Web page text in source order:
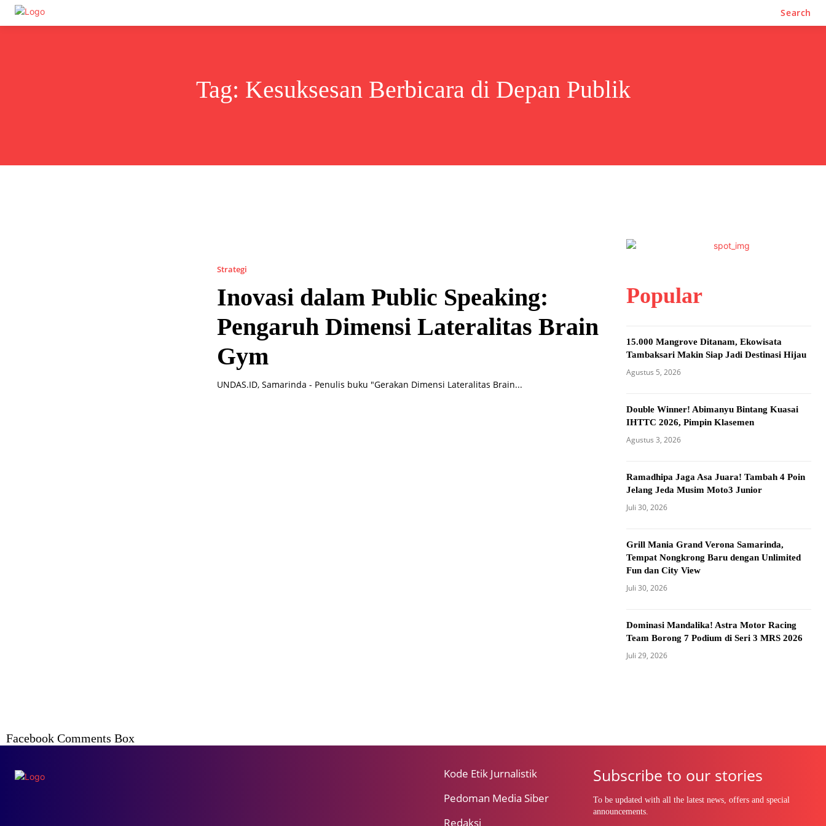
Search
Tag: Kesuksesan Berbicara di Depan Publik
Strategi
Inovasi dalam Public Speaking:
Pengaruh Dimensi Lateralitas Brain
Gym
UNDAS.ID, Samarinda - Penulis buku "Gerakan Dimensi Lateralitas Brain...
Popular
15.000 Mangrove Ditanam, Ekowisata
Tambaksari Makin Siap Jadi Destinasi Hijau
Agustus 5, 2026
Double Winner! Abimanyu Bintang Kuasai
IHTTC 2026, Pimpin Klasemen
Agustus 3, 2026
Ramadhipa Jaga Asa Juara! Tambah 4 Poin
Jelang Jeda Musim Moto3 Junior
Juli 30, 2026
Grill Mania Grand Verona Samarinda,
Tempat Nongkrong Baru dengan Unlimited
Fun dan City View
Juli 30, 2026
Dominasi Mandalika! Astra Motor Racing
Team Borong 7 Podium di Seri 3 MRS 2026
Juli 29, 2026
Facebook Comments Box
Kode Etik Jurnalistik
Pedoman Media Siber
Redaksi
Subscribe to our stories
To be updated with all the latest news, offers and special
announcements.